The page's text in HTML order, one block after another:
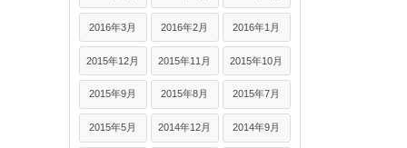
2016年3月 2016年2月 2016年1月
2015年12月 2015年11月 2015年10月
2015年9月 2015年8月 2015年7月
2015年5月 2014年12月 2014年9月